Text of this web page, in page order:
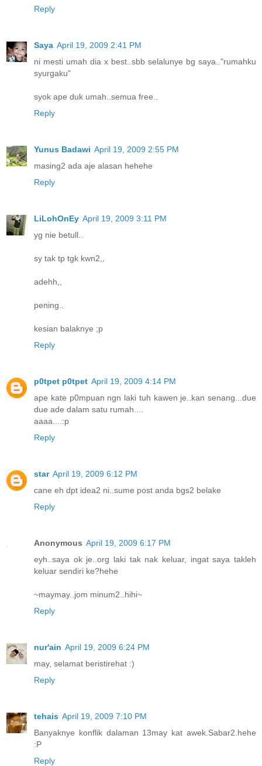
Reply
Saya April 19, 2009 2:41 PM
ni mesti umah dia x best..sbb selalunye bg saya.."rumahku
syurgaku"
syok ape duk umah..semua free..
Reply
Yunus Badawi April 19, 2009 2:55 PM
masing2 ada aje alasan hehehe
Reply
LiLohOnEy April 19, 2009 3:11 PM
yg nie betull..
sy tak tp tgk kwn2,,
adehh,,
pening..
kesian balaknye ;p
Reply
p0tpet p0tpet April 19, 2009 4:14 PM
ape kate p0mpuan ngn laki tuh kawen je..kan senang...due
due ade dalam satu rumah....
aaaa....:p
Reply
star April 19, 2009 6:12 PM
cane eh dpt idea2 ni..sume post anda bgs2 belake
Reply
Anonymous April 19, 2009 6:17 PM
eyh..saya ok je..org laki tak nak keluar, ingat saya takleh
keluar sendiri ke?hehe
~maymay..jom minum2..hihi~
Reply
nur'ain April 19, 2009 6:24 PM
may, selamat beristirehat :)
Reply
tehais April 19, 2009 7:10 PM
Banyaknye konflik dalaman 13may kat awek.Sabar2.hehe
:P
Reply